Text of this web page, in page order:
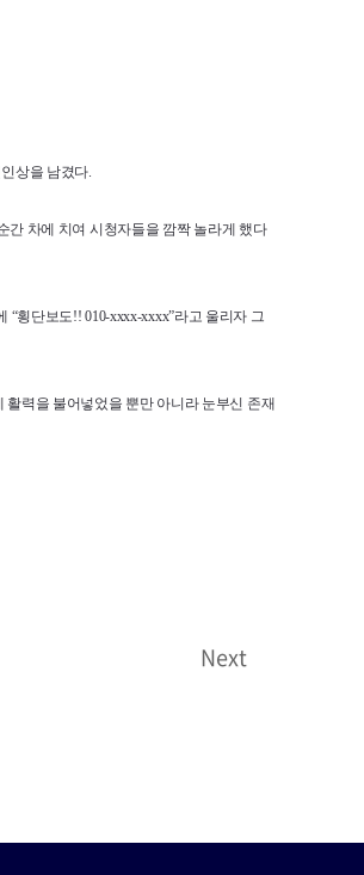
상을 남겼다.
간 차에 치여 시청자들을 깜짝 놀라게 했다
횡단보도!! 010-xxxx-xxxx”라고 울리자 그
력을 불어넣었을 뿐만 아니라 눈부신 존재
Next